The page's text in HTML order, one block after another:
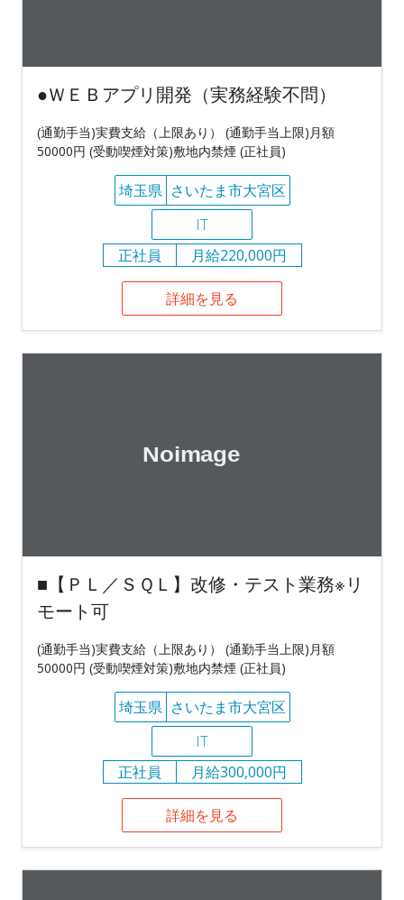
●ＷＥＢアプリ開発（実務経験不問）
(通勤手当)実費支給（上限あり） (通勤手当上限)月額
50000円 (受動喫煙対策)敷地内禁煙 (正社員)
埼玉県 さいたま市大宮区
IT
正社員
月給220,000円
詳細を見る
■【ＰＬ／ＳＱＬ】改修・テスト業務※リ
モート可
(通勤手当)実費支給（上限あり） (通勤手当上限)月額
50000円 (受動喫煙対策)敷地内禁煙 (正社員)
埼玉県 さいたま市大宮区
IT
正社員
月給300,000円
詳細を見る